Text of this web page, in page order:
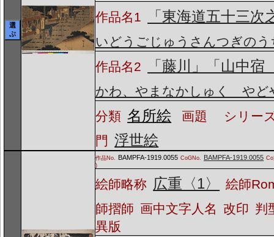
選
ぶ
作品名1
「東海道五十三次
いどうごじゅうさんつぎのう
作品名2
「藤川」「山中
かわ、やまなかしゅく やど
分類 名所絵 画題
シリー
門 浮世絵
作品No. BAMPFA-1919.0055 CoGNo. BAMPFA-1919.0055
)
絵師略称 広重〈1〉
絵師
師摺師 画中文字人名 改印 判
異版